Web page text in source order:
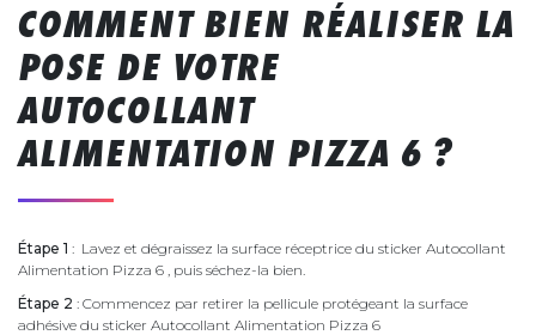
COMMENT BIEN RÉALISER LA
POSE DE VOTRE
AUTOCOLLANT
ALIMENTATION PIZZA 6 ?
Étape 1 : Lavez et dégraissez la surface réceptrice du sticker Autocollant
Alimentation Pizza 6 , puis séchez-la bien.
Étape 2 : Commencez par retirer la pellicule protégeant la surface
adhésive du sticker Autocollant Alimentation Pizza 6